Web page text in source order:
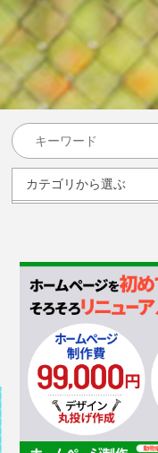
動物病院
コラム
人気の記事ランキング
メンバー
お問い合わせ
カテゴリから選ぶ
カテゴリから選ぶ
ドッグラン
ドッグカフェ
愛犬と旅行
トリミングサロン
動物病院
コラム